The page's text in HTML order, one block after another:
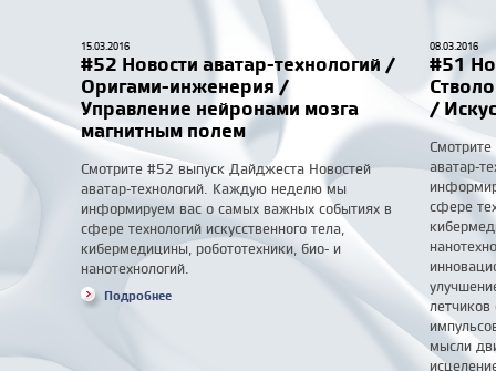
15.03.2016
#52 Новости аватар-технологий /
Оригами-инженерия /
Управление нейронами мозга
магнитным полем
Смотрите #52 выпуск Дайджеста Новостей
аватар-технологий. Каждую неделю мы
информируем вас о самых важных событиях в
сфере технологий искусственного тела,
кибермедицины, робототехники, био- и
нанотехнологий.
Подробнее
08.03.2016
#51
/
аватар-
сфере
мысли